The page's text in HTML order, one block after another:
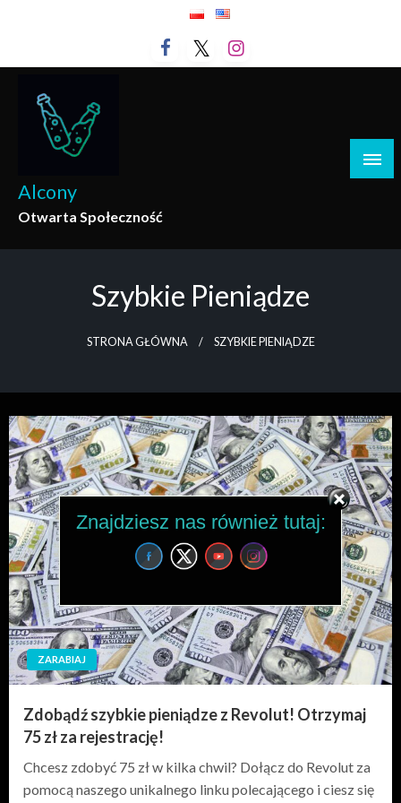
Alcony
Otwarta Społeczność
Szybkie Pieniądze
STRONA GŁÓWNA SZYBKIE PIENIĄDZE
ZARABIAJ
Zdobądź szybkie pieniądze z Revolut! Otrzymaj
75 zł za rejestrację!
Chcesz zdobyć 75 zł w kilka chwil? Dołącz do Revolut za
pomocą naszego unikalnego linku polecającego i ciesz się
Znajdziesz nas również tutaj: